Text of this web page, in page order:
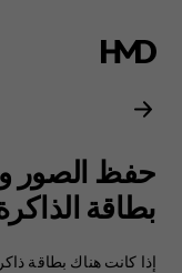
دليل
مستخدم
Nokia
2
حفظ الصور
بطاقة
إذا كانت هناك بطاقة